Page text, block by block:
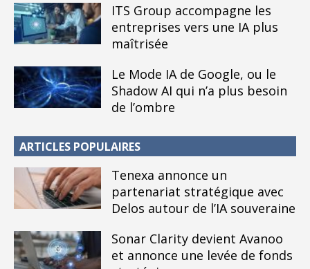
ITS Group accompagne les
entreprises vers une IA plus
maîtrisée
Le Mode IA de Google, ou le
Shadow AI qui n’a plus besoin
de l’ombre
ARTICLES POPULAIRES
Tenexa annonce un
partenariat stratégique avec
Delos autour de l’IA souveraine
Sonar Clarity devient Avanoo
et annonce une levée de fonds